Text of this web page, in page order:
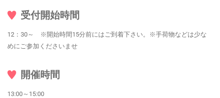
受付開始時間
12：30～ ※開始時間15分前にはご到着下さい。※手荷物などは少な
めにご参加くださいませ
開催時間
13:00～15:00